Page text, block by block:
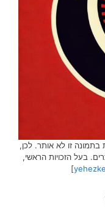
זו לא אותר. לכן,
זכויות יוצרים. בעל הזכויות הראשי,
]